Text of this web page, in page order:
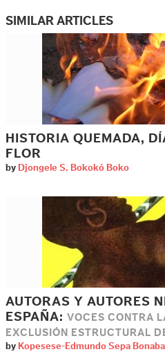
SIMILAR ARTICLES
HISTORIA QUEMADA,
FLOR
by Djongele S. Bokokó Boko
AUTORAS Y AUTORES
ESPAÑA: VOCES CONTRA
EXCLUSIÓN ESTRUCTURAL
by Kopesese-Edmundo Sepa Bonaba